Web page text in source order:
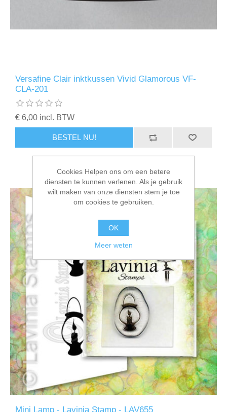
Versafine Clair inktkussen Vivid Glamorous VF-
CLA-201
€ 6,00 incl. BTW
BESTEL NU!
Mini Lamp - Lavinia Stamp - LAV655
Cookies Helpen ons om een betere
diensten te kunnen verlenen. Als je gebruik
wilt maken van onze diensten stem je toe
om cookies te gebruiken.
OK
Meer weten